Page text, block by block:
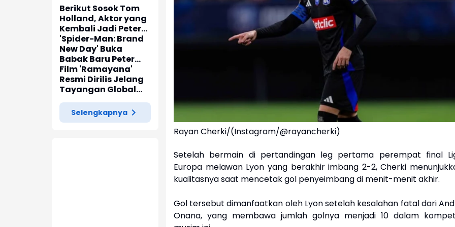
Berikut Sosok Tom
Holland, Aktor yang
Kembali Jadi Peter
Parker di 'Spider-
Man: Brand New Day'
'Spider-Man: Brand
New Day' Buka
Babak Baru Peter
Parker di Marvel
Cinematic Universe
Film 'Ramayana'
Resmi Dirilis Jelang
Tayangan Global
pada November
2026
Selengkapnya
Rayan Cherki/(Instagram/@rayancherki)
Setelah bermain di pertandingan leg pertama perempat final
Europa melawan Lyon yang berakhir imbang 2-2, Cherki
kualitasnya saat mencetak gol penyeimbang di menit-menit akhir.
Gol tersebut dimanfaatkan oleh Lyon setelah kesalahan fatal dari
Onana, yang membawa jumlah golnya menjadi 10 dalam